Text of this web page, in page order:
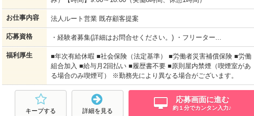
お仕事内容 法人ルート営業 既存顧客提案
応募資格 ・経験者募集(詳細はお問合せください。) ・フリーター...
福利厚生
■年次有給休暇 ■社会保険（法定基準） ■労働者災害補償保険 ■労働
組合加入 ■給与月2回払い ■履歴書不要 ■原則屋内禁煙（喫煙室があ
る場合のみ喫煙可） ※勤務先により異なる場合がございます。
応募画面に進む
約１分でカンタン入力♪
詳細を見る
キープする